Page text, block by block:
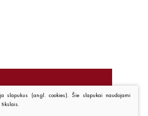
slapukus (angl. cookies). Šie slapukai naudojami
tikslais.